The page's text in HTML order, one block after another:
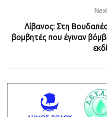
Λίβανος: Στη
βομβητές που έγιναν